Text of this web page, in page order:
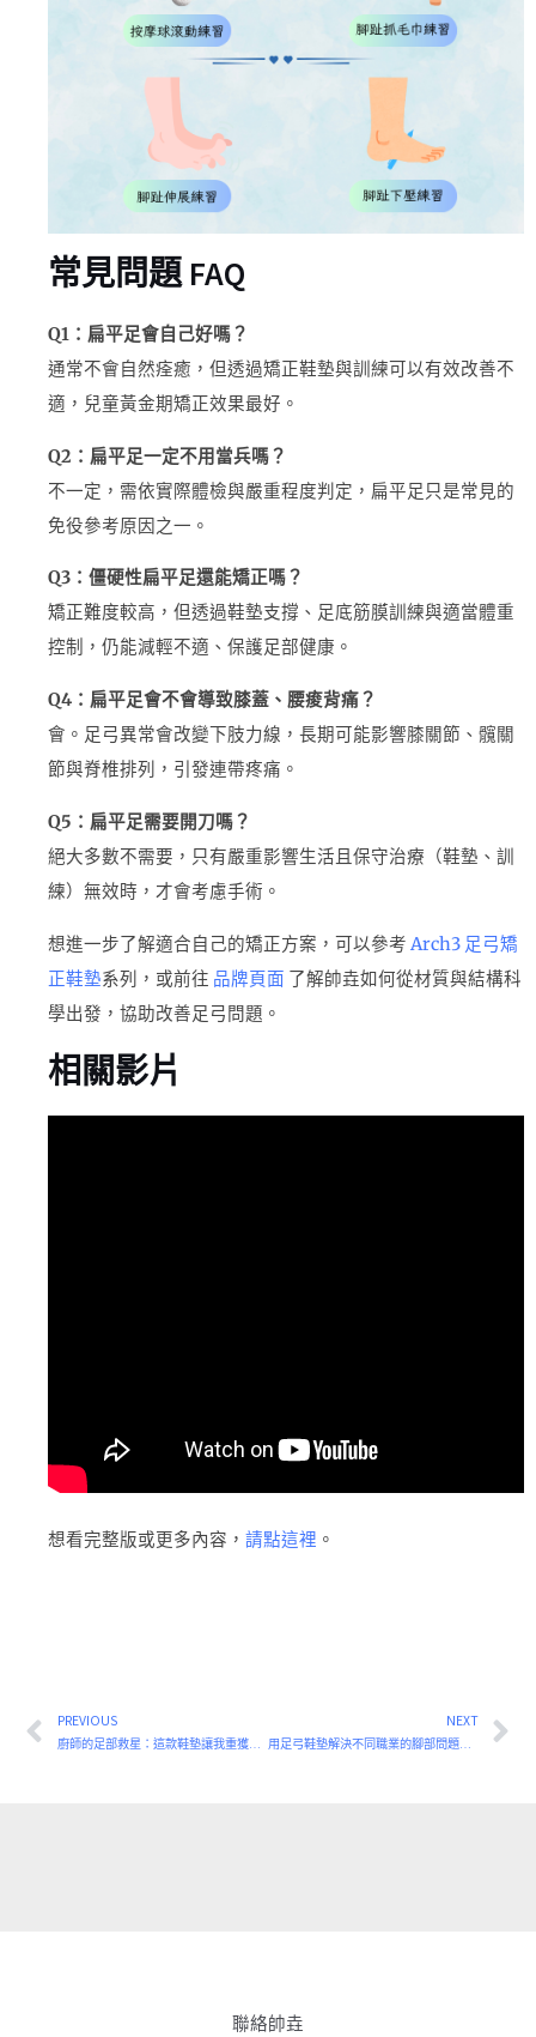
常見問題 FAQ
Q1：扁平足會自己好嗎？
通常不會自然痊癒，但透過矯正鞋墊與訓練可以有效改善不
適，兒童黃金期矯正效果最好。
Q2：扁平足一定不用當兵嗎？
不一定，需依實際體檢與嚴重程度判定，扁平足只是常見的
免役參考原因之一。
Q3：僵硬性扁平足還能矯正嗎？
矯正難度較高，但透過鞋墊支撐、足底筋膜訓練與適當體重
控制，仍能減輕不適、保護足部健康。
Q4：扁平足會不會導致膝蓋、腰痠背痛？
會。足弓異常會改變下肢力線，長期可能影響膝關節、髖關
節與脊椎排列，引發連帶疼痛。
Q5：扁平足需要開刀嗎？
絕大多數不需要，只有嚴重影響生活且保守治療（鞋墊、訓
練）無效時，才會考慮手術。
想進一步了解適合自己的矯正方案，可以參考 Arch3 足弓矯
正鞋墊系列，或前往 品牌頁面 了解帥垚如何從材質與結構科
學出發，協助改善足弓問題。
相關影片
想看完整版或更多內容， 請點這裡 。
上一頁
PREVIOUS
廚師的足部救星：這款鞋墊讓我重獲新生！
NEXT
用足弓鞋墊解決不同職業的腳部問題：終極指南 下
聯絡帥垚